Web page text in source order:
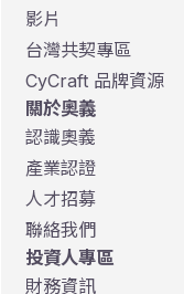
影片
台灣共契專區
CyCraft 品牌資源
關於奧義
認識奧義
產業認證
人才招募
聯絡我們
投資人專區
財務資訊